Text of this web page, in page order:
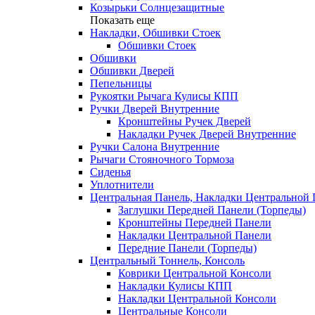
Козырьки Солнцезащитные
Показать еще
Накладки, Обшивки Стоек
Обшивки Стоек
Обшивки
Обшивки Дверей
Пепельницы
Рукоятки Рычага Кулисы КПП
Ручки Дверей Внутренние
Кронштейны Ручек Дверей
Накладки Ручек Дверей Внутренние
Ручки Салона Внутренние
Рычаги Стояночного Тормоза
Сиденья
Уплотнители
Центральная Панель, Накладки Центральной
Заглушки Передней Панели (Торпеды)
Кронштейны Передней Панели
Накладки Центральной Панели
Передние Панели (Торпеды)
Центральный Тоннель, Консоль
Коврики Центральной Консоли
Накладки Кулисы КПП
Накладки Центральной Консоли
Центральные Консоли